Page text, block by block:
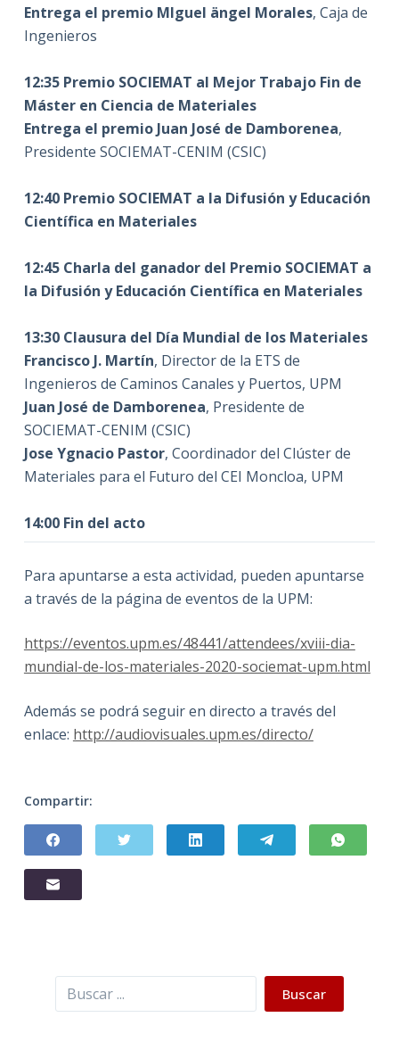
Entrega el premio MIguel ängel Morales, Caja de
Ingenieros
12:35 Premio SOCIEMAT al Mejor Trabajo Fin de
Máster en Ciencia de Materiales
Entrega el premio Juan José de Damborenea,
Presidente SOCIEMAT-CENIM (CSIC)
12:40 Premio SOCIEMAT a la Difusión y Educación
Científica en Materiales
12:45 Charla del ganador del Premio SOCIEMAT a
la Difusión y Educación Científica en Materiales
13:30 Clausura del Día Mundial de los Materiales
Francisco J. Martín, Director de la ETS de
Ingenieros de Caminos Canales y Puertos, UPM
Juan José de Damborenea, Presidente de
SOCIEMAT-CENIM (CSIC)
Jose Ygnacio Pastor, Coordinador del Clúster de
Materiales para el Futuro del CEI Moncloa, UPM
14:00 Fin del acto
Para apuntarse a esta actividad, pueden apuntarse
a través de la página de eventos de la UPM:
https://eventos.upm.es/48441/attendees/xviii-dia-
mundial-de-los-materiales-2020-sociemat-upm.html
Además se podrá seguir en directo a través del
enlace: http://audiovisuales.upm.es/directo/
Compartir:
Buscar Buscar